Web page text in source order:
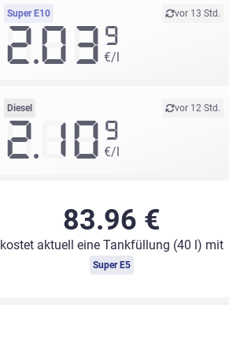
Super E10 vor 13 Std.
2.03 9
€/l
Diesel vor 12 Std.
2.10 9
€/l
83.96 €
kostet aktuell eine Tankfüllung (40 l) mit
Super E5